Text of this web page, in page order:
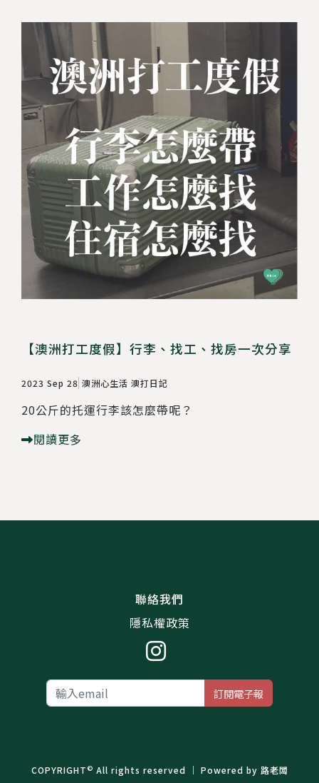
【澳洲打工度假】行李、找工、找房一次分享
2023 Sep 28 澳洲心生活 澳打日記
20公斤的托運行李該怎麼帶呢？
閱讀更多
聯絡我們
隱私權政策
訂閱電子報
COPYRIGHT© All rights reserved ｜ Powered by 路老闆